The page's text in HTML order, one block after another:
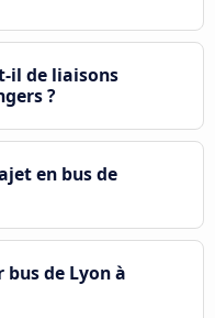
il de liaisons
?
en bus de
de Lyon à